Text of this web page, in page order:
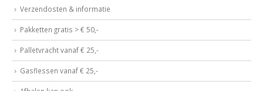
Pakketten gratis > € 50,-
Palletvracht vanaf € 25,-
Gasflessen vanaf € 25,-
Afhalen kan ook